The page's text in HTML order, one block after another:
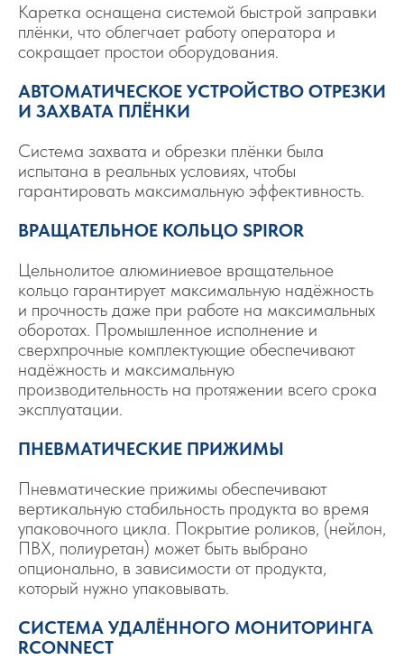
Каретка оснащена системой быстрой заправки
плёнки, что облегчает работу оператора и
сокращает простои оборудования.
АВТОМАТИЧЕСКОЕ УСТРОЙСТВО ОТРЕЗКИ
И ЗАХВАТА ПЛЁНКИ
Система захвата и обрезки плёнки была
испытана в реальных условиях, чтобы
гарантировать максимальную эффективность.
ВРАЩАТЕЛЬНОЕ КОЛЬЦО SPIROR
Цельнолитое алюминиевое вращательное
кольцо гарантирует максимальную надёжность
и прочность даже при работе на максимальных
оборотах. Промышленное исполнение и
сверхпрочные комплектующие обеспечивают
надёжность и максимальную
производительность на протяжении всего срока
эксплуатации.
ПНЕВМАТИЧЕСКИЕ ПРИЖИМЫ
Пневматические прижимы обеспечивают
вертикальную стабильность продукта во время
упаковочного цикла. Покрытие роликов, (нейлон,
ПВХ, полиуретан) может быть выбрано
опционально, в зависимости от продукта,
который нужно упаковывать.
СИСТЕМА УДАЛЁННОГО МОНИТОРИНГА
RCONNECT